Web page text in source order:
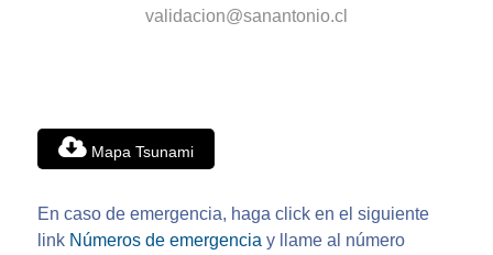
validacion@sanantonio.cl
Mapa Tsunami
En caso de emergencia, haga click en el siguiente
link Números de emergencia y llame al número